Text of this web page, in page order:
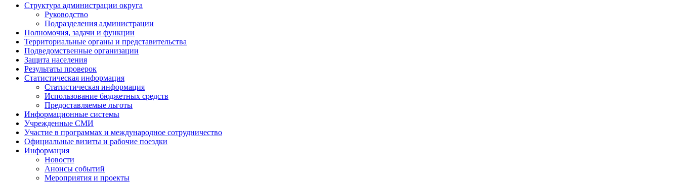
Структура администрации округа
Руководство
Подразделения администрации
Полномочия, задачи и функции
Территориальные органы и представительства
Подведомственные организации
Защита населения
Результаты проверок
Статистическая информация
Статистическая информация
Использование бюджетных средств
Предоставляемые льготы
Информационные системы
Учрежденные СМИ
Участие в программах и международное сотрудничество
Официальные визиты и рабочие поездки
Информация
Новости
Анонсы событий
Мероприятия и проекты